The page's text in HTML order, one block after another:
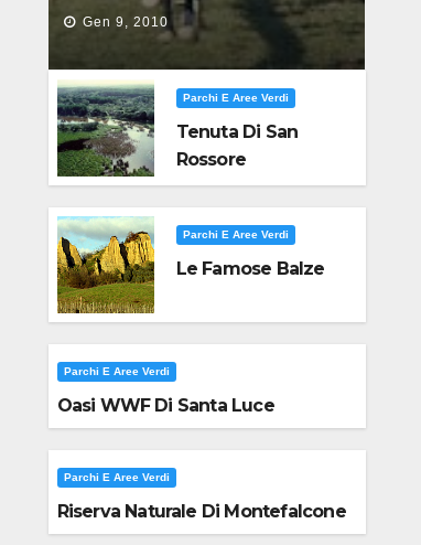
Massaciuccoli
Gen 9, 2010
Parchi E Aree Verdi
Tenuta Di San
Rossore
Parchi E Aree Verdi
Le Famose Balze
Parchi E Aree Verdi
Oasi WWF Di Santa Luce
Parchi E Aree Verdi
Riserva Naturale Di Montefalcone